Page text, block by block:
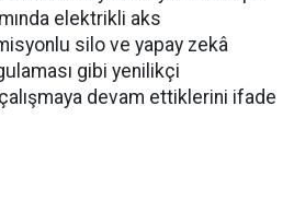
elektrikli aks
silo ve yapay zekâ
gibi yenilikçi
devam ettiklerini ifade